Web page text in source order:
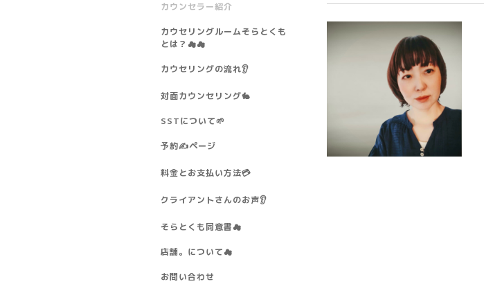
カウンセラー紹介
カウセリングルームそらとくも
とは？☁☁
カウセリングの流れ👂️
対面カウンセリング🐇
SSTについて🌱
予約✍ページ
料金とお支払い方法💳
クライアントさんのお声👂️
そらとくも同意書☁
店舗。について☁
お問い合わせ